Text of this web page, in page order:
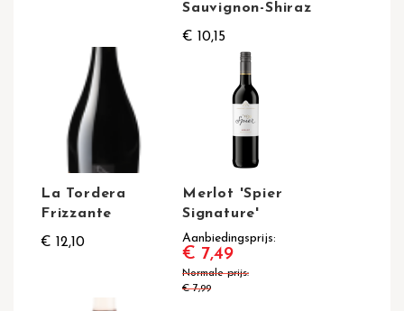
Sauvignon-Shiraz
€ 10,15
La Tordera
Frizzante
€ 12,10
Merlot 'Spier
Signature'
Aanbiedingsprijs
€ 7,49
Normale prijs
€ 7,99